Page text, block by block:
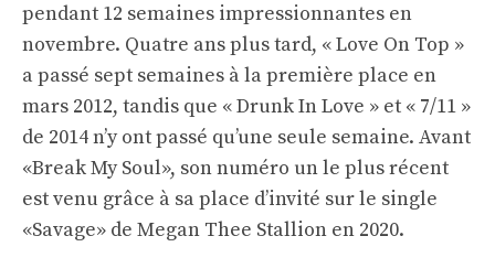
pendant 12 semaines impressionnantes en
novembre. Quatre ans plus tard, « Love On Top »
a passé sept semaines à la première place en
mars 2012, tandis que « Drunk In Love » et « 7/11 »
de 2014 n’y ont passé qu’une seule semaine. Avant
«Break My Soul», son numéro un le plus récent
est venu grâce à sa place d’invité sur le single
«Savage» de Megan Thee Stallion en 2020.